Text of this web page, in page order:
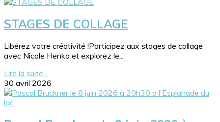
STAGES DE COLLAGE
Libérez votre créativité !Participez aux stages de collage
avec Nicole Henka et explorez le...
Lire la suite...
30 avril 2026